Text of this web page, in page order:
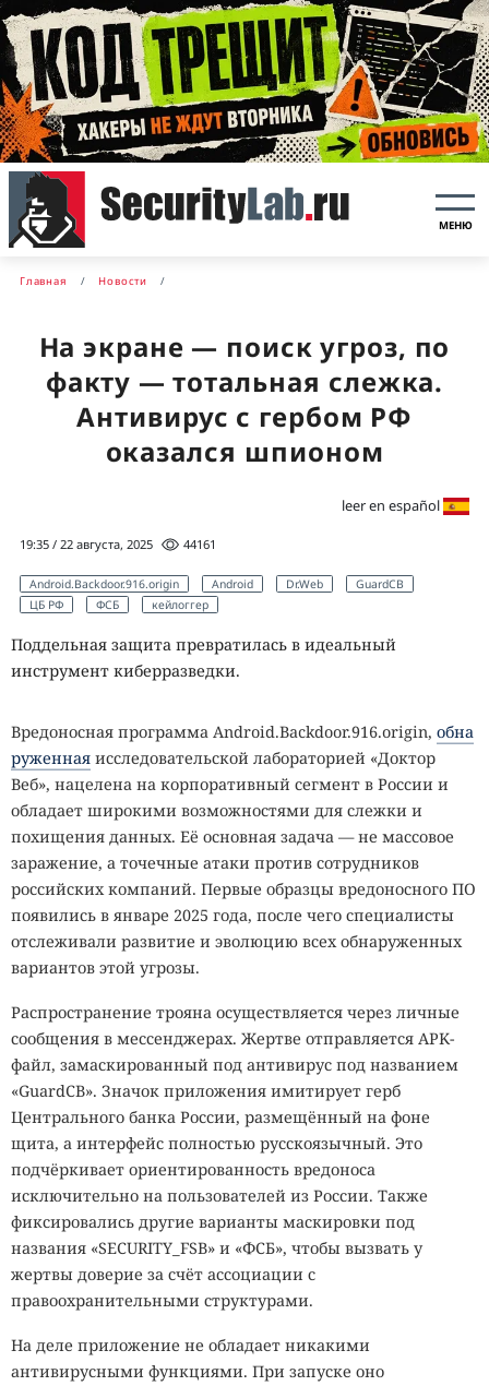
МЕНЮ
Главная Новости
На экране — поиск угроз, по
факту — тотальная слежка.
Антивирус с гербом РФ
оказался шпионом
leer en español
19:35 / 22 августа, 2025 44161
Android.Backdoor.916.origin Android Dr.Web
GuardCB
ЦБ РФ
ФСБ кейлоггер
Поддельная защита превратилась в идеальный
инструмент киберразведки.
Вредоносная программа Android.Backdoor.916.origin, обна
руженная исследовательской лабораторией «Доктор
Веб», нацелена на корпоративный сегмент в России и
обладает широкими возможностями для слежки и
похищения данных. Её основная задача — не массовое
заражение, а точечные атаки против сотрудников
российских компаний. Первые образцы вредоносного ПО
появились в январе 2025 года, после чего специалисты
отслеживали развитие и эволюцию всех обнаруженных
вариантов этой угрозы.
Распространение трояна осуществляется через личные
сообщения в мессенджерах. Жертве отправляется APK-
файл, замаскированный под антивирус под названием
«GuardCB». Значок приложения имитирует герб
Центрального банка России, размещённый на фоне
щита, а интерфейс полностью русскоязычный. Это
подчёркивает ориентированность вредоноса
исключительно на пользователей из России. Также
фиксировались другие варианты маскировки под
названия «SECURITY_FSB» и «ФСБ», чтобы вызвать у
жертвы доверие за счёт ассоциации с
правоохранительными структурами.
На деле приложение не обладает никакими
антивирусными функциями. При запуске оно